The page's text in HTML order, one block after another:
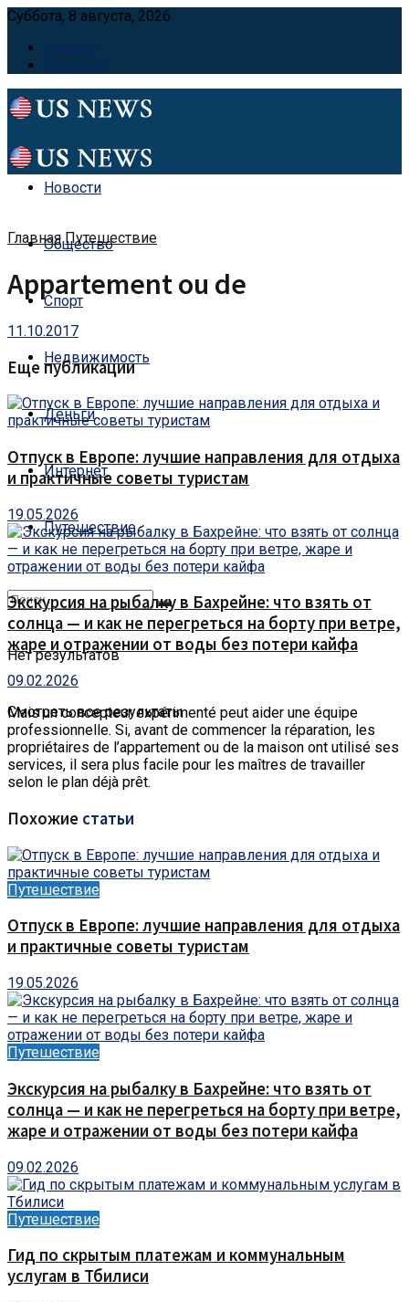
Суббота, 8 августа, 2026
Главная
Контакты
Новости
Общество
Спорт
Недвижимость
Деньги
Интернет
Путешествие
Нет результатов
Смотреть все результаты
Главная Путешествие
Appartement ou de
11.10.2017
Еще публикации
Отпуск в Европе: лучшие направления для отдыха
и практичные советы туристам
19.05.2026
Экскурсия на рыбалку в Бахрейне: что взять от
солнца — и как не перегреться на борту при ветре,
жаре и отражении от воды без потери кайфа
09.02.2026
Mais un concepteur expérimenté peut aider une équipe
professionnelle. Si, avant de commencer la réparation, les
propriétaires de l’appartement ou de la maison ont utilisé ses
services, il sera plus facile pour les maîtres de travailler
selon le plan déjà prêt.
Похожие статьи
Путешествие
Отпуск в Европе: лучшие направления для отдыха
и практичные советы туристам
19.05.2026
Путешествие
Экскурсия на рыбалку в Бахрейне: что взять от
солнца — и как не перегреться на борту при ветре,
жаре и отражении от воды без потери кайфа
09.02.2026
Путешествие
Гид по скрытым платежам и коммунальным
услугам в Тбилиси